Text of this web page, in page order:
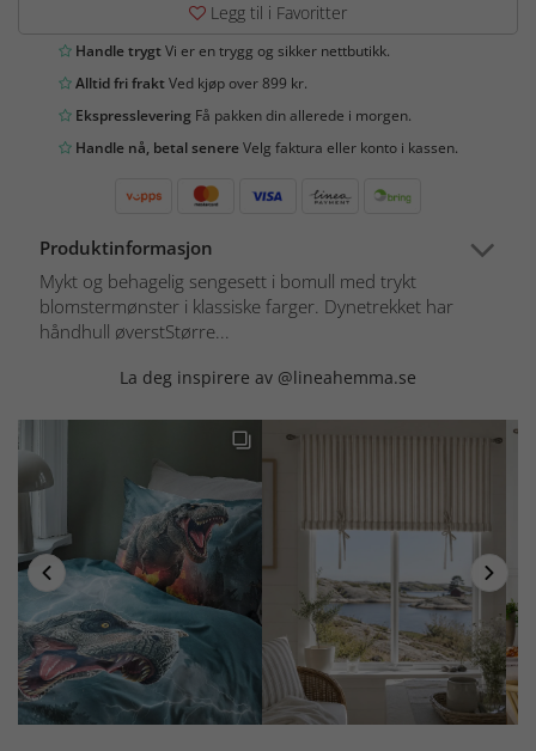
Legg til i Favoritter
Handle trygtVi er en trygg og sikker nettbutikk.
Alltid fri fraktVed kjøp over 899 kr.
Ekspresslevering Få pakken din allerede i morgen.
Handle nå, betal senereVelg faktura eller konto i kassen.
Produktinformasjon
Mykt og behagelig sengesett i bomull med trykt
blomstermønster i klassiske farger. Dynetrekket har
håndhull øverstStørre...
La deg inspirere av @lineahemma.se